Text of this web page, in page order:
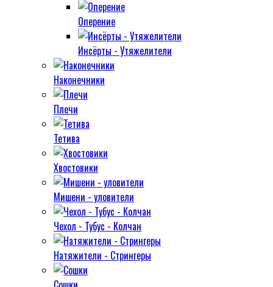
Оперение
Инсёрты - Утяжелители
Наконечники
Плечи
Тетива
Хвостовики
Мишени - уловители
Чехол - Тубус - Колчан
Натяжители - Стрингеры